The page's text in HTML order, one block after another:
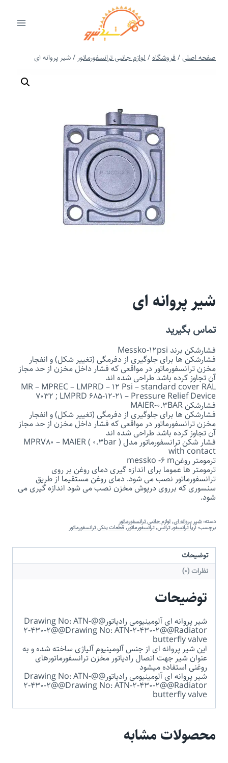
صفحه اصلی/فروشگاه/لوازم جانبی ترانسفورماتور /شیر پروانه ای
شیر پروانه ای
تماس بگیرید
فشارشکن برند Messko-12psi
فشارشکن ­ها برای جلوگیری از دفرمگی (تغییر شکل) و انفجار
مخزن ترانسفورماتور در مواقعی که فشار داخل مخزن از حد مجاز
آن تجاوز کرده باشد طراحی شده ­اند
MR – MPREC – LMPRD – 12 Psi – standard cover RAL
7032 ; LMPRD 685-12-21 – Pressure Relief Device
فشارشکن MAIER-0.3BAR
فشارشکن ­ها برای جلوگیری از دفرمگی (تغییر شکل) و انفجار
مخزن ترانسفورماتور در مواقعی که فشار داخل مخزن از حد مجاز
آن تجاوز کرده باشد طراحی شده ­اند
فشار شکن ترانسفورماتور مدل MPRV80 – MAIER ( 0.3bar )
with contact
ترمومتر روغنmessko -6 m
ترمومتر ها عموما برای اندازه گیری دمای روغن بر روی
ترانسفورماتور نصب می شود. دمای روغن مستقیما از طریق
سنسوری که برروی درپوش مخزن نصب می شود اندازه گیری می
شود.
دسته: شیر پروانه ای,لوازم جانبی ترانسفورماتور
برچسب:آریا ترانسفو,ترانس,ترانسفورماتور,قطعات یدکی ترانسفورماتور
توضیحات
نظرات (0)
توضیحات
شیر پروانه ای آلومینیومی رادیاتور@@Drawing No: ATN-
2-430-2@@Drawing No: ATN-2-430-2@@Radiator
butterfly valve
این شیر پروانه ای از جنس آلومینیوم آلیاژی ساخته شده و به
عنوان شیر جهت اتصال رادیاتور مخزن ترانسفورماتورهای
روغنی استفاده می­شود
شیر پروانه ای آلومینیومی رادیاتور@@Drawing No: ATN-
2-430-2@@Drawing No: ATN-2-430-2@@Radiator
butterfly valve
محصولات مشابه